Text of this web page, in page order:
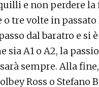
e non perdere la
o tre volte in passato
dal baratro e si
sia A1 o A2, la
sempre. Alla
Ross o Stefano